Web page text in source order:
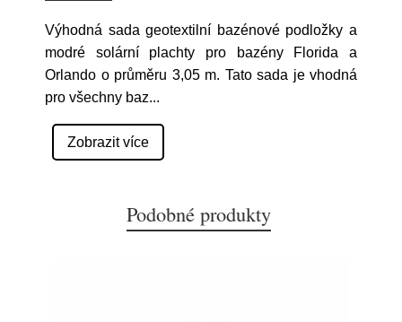
Výhodná sada geotextilní bazénové podložky a
modré solární plachty pro bazény Florida a
Orlando o průměru 3,05 m. Tato sada je vhodná
pro všechny baz...
Zobrazit více
Podobné produkty